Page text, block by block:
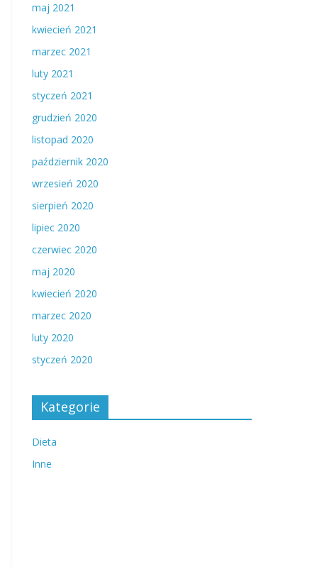
maj 2021
kwiecień 2021
marzec 2021
luty 2021
styczeń 2021
grudzień 2020
listopad 2020
październik 2020
wrzesień 2020
sierpień 2020
lipiec 2020
czerwiec 2020
maj 2020
kwiecień 2020
marzec 2020
luty 2020
styczeń 2020
Kategorie
Dieta
Inne